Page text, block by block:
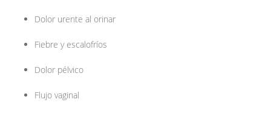
Dolor urente al orinar
Fiebre y escalofríos
Dolor pélvico
Flujo vaginal